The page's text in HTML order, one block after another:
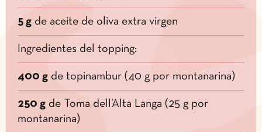
5 g de aceite de oliva extra virgen
Ingredientes del topping:
400 g de topinambur (40 g por montanarina)
250 g de Toma dell’Alta Langa (25 g por
montanarina)